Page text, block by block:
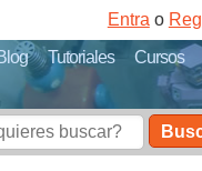
Blog Tutoriales Cursos
Entra o